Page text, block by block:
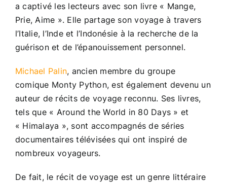
a captivé les lecteurs avec son livre « Mange,
Prie, Aime ». Elle partage son voyage à travers
l’Italie, l’Inde et l’Indonésie à la recherche de la
guérison et de l’épanouissement personnel.
Michael Palin, ancien membre du groupe
comique Monty Python, est également devenu un
auteur de récits de voyage reconnu. Ses livres,
tels que « Around the World in 80 Days » et
« Himalaya », sont accompagnés de séries
documentaires télévisées qui ont inspiré de
nombreux voyageurs.
De fait, le récit de voyage est un genre littéraire